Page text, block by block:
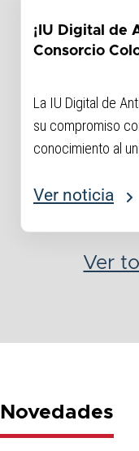
¡IU Digital de
Consorcio
La IU Digital de
su compromiso
conocimiento al
superior del país y
Ver noticia
Ver
Novedades